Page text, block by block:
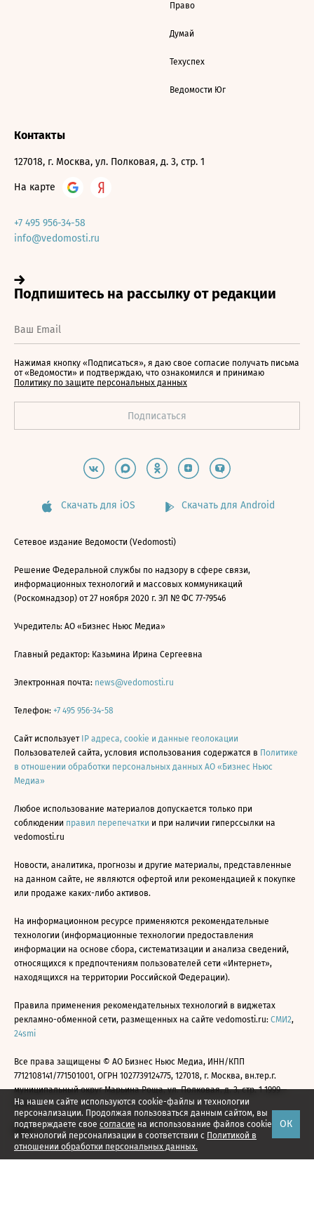
На нашем сайте используются cookie-файлы и технологии
персонализации. Продолжая пользоваться данным сайтом, вы
подтверждаете свое согласие на использование файлов cookie
и технологий персонализации в соответствии с Политикой в
отношении обработки персональных данных.
ОК
Право
Думай
Техуспех
Ведомости Юг
Контакты
127018, г. Москва, ул. Полковая, д. 3, стр. 1
На карте
+7 495 956-34-58
info@vedomosti.ru
Нажимая кнопку «Подписаться», я даю свое согласие получать письма
от «Ведомости» и подтверждаю, что ознакомился и принимаю
Политику по защите персональных данных
Скачать для iOS Скачать для Android
Сетевое издание Ведомости (Vedomosti)
Решение Федеральной службы по надзору в сфере связи,
информационных технологий и массовых коммуникаций
(Роскомнадзор) от 27 ноября 2020 г. ЭЛ № ФС 77-79546
Учредитель: АО «Бизнес Ньюс Медиа»
Главный редактор: Казьмина Ирина Сергеевна
Электронная почта: news@vedomosti.ru
Телефон: +7 495 956-34-58
Сайт использует IP адреса, cookie и данные геолокации
Пользователей сайта, условия использования содержатся в Политике
в отношении обработки персональных данных АО «Бизнес Ньюс
Медиа»
Любое использование материалов допускается только при
соблюдении правил перепечатки и при наличии гиперссылки на
vedomosti.ru
Новости, аналитика, прогнозы и другие материалы, представленные
на данном сайте, не являются офертой или рекомендацией к покупке
или продаже каких-либо активов.
На информационном ресурсе применяются рекомендательные
технологии (информационные технологии предоставления
информации на основе сбора, систематизации и анализа сведений,
относящихся к предпочтениям пользователей сети «Интернет»,
находящихся на территории Российской Федерации).
Правила применения рекомендательных технологий в виджетах
рекламно-обменной сети, размещенных на сайте vedomosti.ru: СМИ2,
24smi
Все права защищены © АО Бизнес Ньюс Медиа, ИНН/КПП
7712108141/771501001, ОГРН 1027739124775, 127018, г. Москва, вн.тер.г.
муниципальный округ Марьина Роща, ул. Полковая, д. 3, стр. 1 1999—
2026